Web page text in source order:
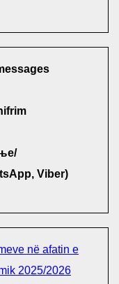
Viber)
në afatin e
2025/2026